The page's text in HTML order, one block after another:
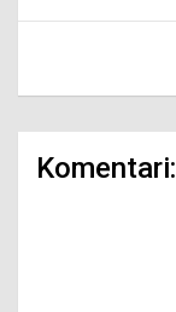
Komentari: